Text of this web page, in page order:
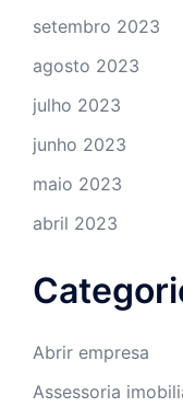
setembro 2023
agosto 2023
julho 2023
junho 2023
maio 2023
abril 2023
Abrir empresa
Assessoria